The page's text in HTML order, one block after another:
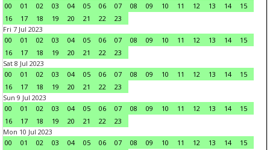
00
01 02 03 04 05 06 07 08 09 10 11 12 13 14
15
16
17 18 19 20 21 22
23
Fri 7 Jul 2023
00
01 02 03 04 05 06 07 08 09 10 11 12 13 14
15
16
17 18 19 20 21 22
23
Sat 8 Jul 2023
00
01 02 03 04 05 06 07 08 09 10 11 12 13 14
15
16
17 18 19 20 21 22
23
Sun 9 Jul 2023
00
01 02 03 04 05 06 07 08 09 10 11 12 13 14
15
16
17 18 19 20 21 22
23
Mon 10 Jul 2023
00
01 02 03 04 05 06 07 08 09 10 11 12 13 14
15